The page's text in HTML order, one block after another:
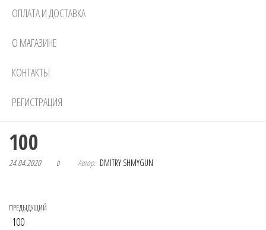
ОПЛАТА И ДОСТАВКА
О МАГАЗИНЕ
КОНТАКТЫ
РЕГИСТРАЦИЯ
100
24.04.2020 0 Автор: DMITRY SHMYGUN
Навигация по записям
Предыдущая запись
ПРЕДЫДУЩИЙ
100